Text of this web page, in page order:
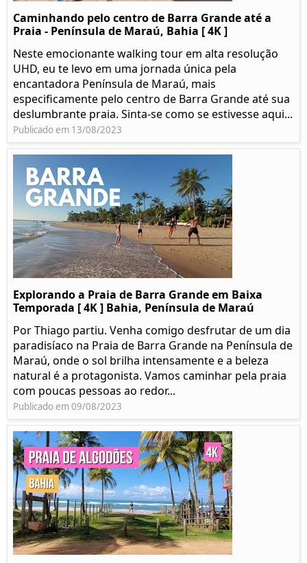
Caminhando pelo centro de Barra Grande até a
Praia - Península de Maraú, Bahia [ 4K ]
Neste emocionante walking tour em alta resolução
UHD, eu te levo em uma jornada única pela
encantadora Península de Maraú, mais
especificamente pelo centro de Barra Grande até sua
deslumbrante praia. Sinta-se como se estivesse aqui...
Publicado em 13/08/2023
Explorando a Praia de Barra Grande em Baixa
Temporada [ 4K ] Bahia, Península de Maraú
Por Thiago partiu. Venha comigo desfrutar de um dia
paradisíaco na Praia de Barra Grande na Península de
Maraú, onde o sol brilha intensamente e a beleza
natural é a protagonista. Vamos caminhar pela praia
com poucas pessoas ao redor...
Publicado em 09/08/2023